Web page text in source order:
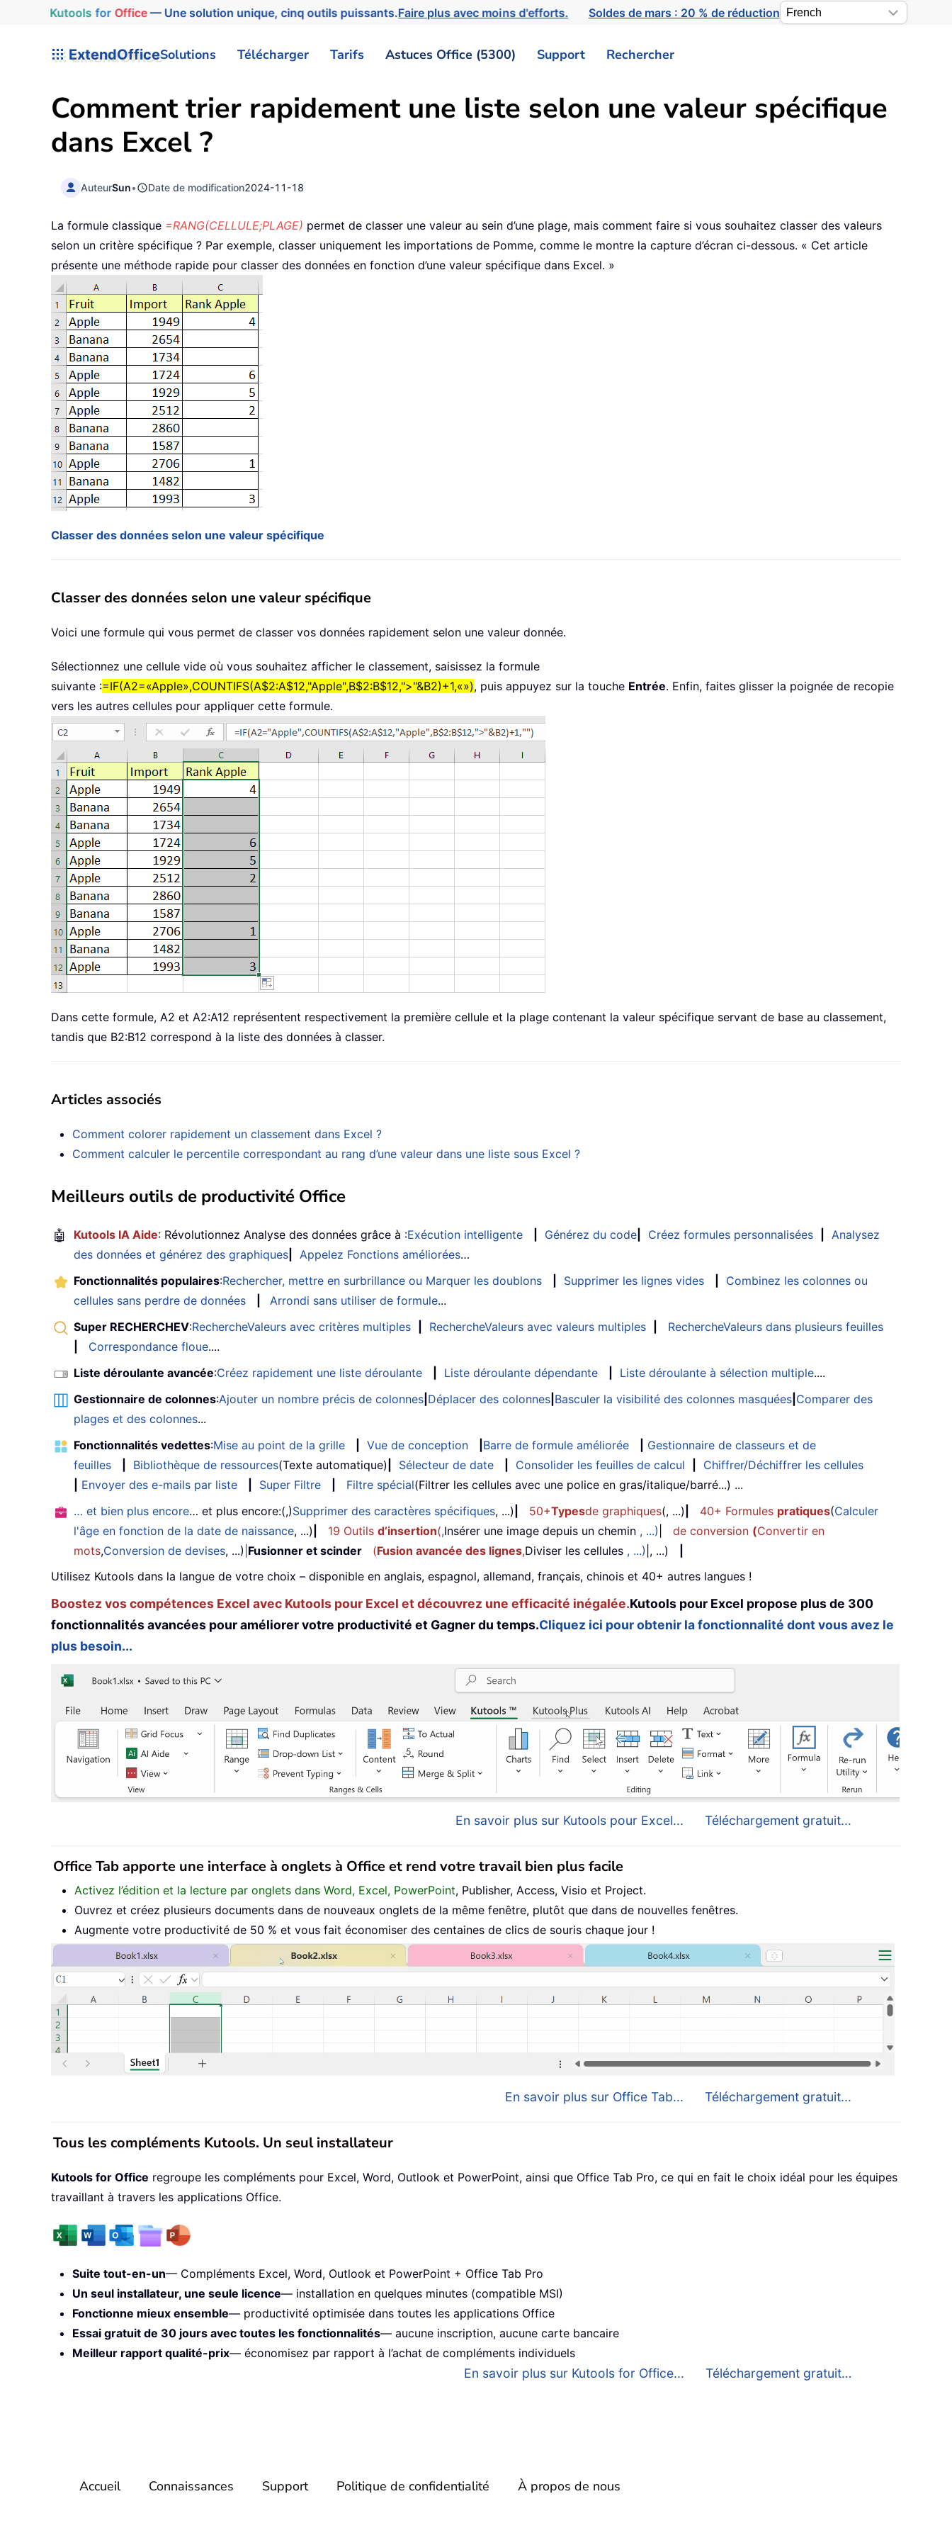
Kutools for Office— Une solution unique, cinq outils puissants.Faire plus avec moins d'efforts. Soldes de mars : 20 % de réduction
ExtendOfficeSolutions Télécharger Tarifs Astuces Office (5300) Support Rechercher
Comment trier rapidement une liste selon une valeur spécifique
dans Excel ?
AuteurSun• Date de modification2024-11-18
La formule classique =RANG(CELLULE;PLAGE) permet de classer une valeur au sein d’une plage, mais comment faire si vous souhaitez classer des valeurs
selon un critère spécifique ? Par exemple, classer uniquement les importations de Pomme, comme le montre la capture d’écran ci-dessous. « Cet article
présente une méthode rapide pour classer des données en fonction d’une valeur spécifique dans Excel. »
Classer des données selon une valeur spécifique
Classer des données selon une valeur spécifique
Voici une formule qui vous permet de classer vos données rapidement selon une valeur donnée.
Sélectionnez une cellule vide où vous souhaitez afficher le classement, saisissez la formule
suivante :=IF(A2=«Apple»,COUNTIFS(A$2:A$12,"Apple",B$2:B$12,">"&B2)+1,«»), puis appuyez sur la touche Entrée. Enfin, faites glisser la poignée de recopie
vers les autres cellules pour appliquer cette formule.
Dans cette formule, A2 et A2:A12 représentent respectivement la première cellule et la plage contenant la valeur spécifique servant de base au classement,
tandis que B2:B12 correspond à la liste des données à classer.
Articles associés
Comment colorer rapidement un classement dans Excel ?
Comment calculer le percentile correspondant au rang d’une valeur dans une liste sous Excel ?
Meilleurs outils de productivité Office
🤖 Kutools IA Aide: Révolutionnez Analyse des données grâce à :Exécution intelligente Générez du code Créez formules personnalisées
Analysez
des données et générez des graphiques
Appelez Fonctions améliorées…
Fonctionnalités populaires:Rechercher, mettre en surbrillance ou Marquer les doublons Supprimer les lignes vides
Combinez les colonnes ou
cellules sans perdre de données
Arrondi sans utiliser de formule...
Super RECHERCHEV:RechercheValeurs avec critères multiples RechercheValeurs avec valeurs multiples
RechercheValeurs dans plusieurs feuilles
Correspondance floue....
Liste déroulante avancée:Créez rapidement une liste déroulante Liste déroulante dépendante Liste déroulante à sélection multiple....
Gestionnaire de colonnes:Ajouter un nombre précis de colonnes Déplacer des colonnes Basculer la visibilité des colonnes masquées Comparer des
plages et des colonnes...
Fonctionnalités vedettes:Mise au point de la grille Vue de conception Barre de formule améliorée
Gestionnaire de classeurs et de
feuilles
Bibliothèque de ressources(Texte automatique) Sélecteur de date Consolider les feuilles de calcul
Chiffrer/Déchiffrer les cellules
Envoyer des e-mails par liste Super Filtre Filtre spécial(Filtrer les cellules avec une police en gras/italique/barré...) ...
… et bien plus encore… et plus encore:(,)Supprimer des caractères spécifiques, ...) 50+Typesde graphiques(, ...) 40+ Formules pratiques(Calculer
l'âge en fonction de la date de naissance, ...) 19 Outils d’insertion(,Insérer une image depuis un chemin , ...) de conversion (Convertir en
mots,Conversion de devises, ...) Fusionner et scinder (Fusion avancée des lignes,Diviser les cellules , ...) |, ...)
Utilisez Kutools dans la langue de votre choix – disponible en anglais, espagnol, allemand, français, chinois et 40+ autres langues !
Boostez vos compétences Excel avec Kutools pour Excel et découvrez une efficacité inégalée.Kutools pour Excel propose plus de 300
fonctionnalités avancées pour améliorer votre productivité et Gagner du temps.Cliquez ici pour obtenir la fonctionnalité dont vous avez le
plus besoin...
En savoir plus sur Kutools pour Excel... Téléchargement gratuit...
Office Tab apporte une interface à onglets à Office et rend votre travail bien plus facile
Activez l’édition et la lecture par onglets dans Word, Excel, PowerPoint, Publisher, Access, Visio et Project.
Ouvrez et créez plusieurs documents dans de nouveaux onglets de la même fenêtre, plutôt que dans de nouvelles fenêtres.
Augmente votre productivité de 50 % et vous fait économiser des centaines de clics de souris chaque jour !
En savoir plus sur Office Tab... Téléchargement gratuit...
Tous les compléments Kutools. Un seul installateur
Kutools for Office regroupe les compléments pour Excel, Word, Outlook et PowerPoint, ainsi que Office Tab Pro, ce qui en fait le choix idéal pour les équipes
travaillant à travers les applications Office.
Suite tout-en-un— Compléments Excel, Word, Outlook et PowerPoint + Office Tab Pro
Un seul installateur, une seule licence— installation en quelques minutes (compatible MSI)
Fonctionne mieux ensemble— productivité optimisée dans toutes les applications Office
Essai gratuit de 30 jours avec toutes les fonctionnalités— aucune inscription, aucune carte bancaire
Meilleur rapport qualité-prix— économisez par rapport à l’achat de compléments individuels
En savoir plus sur Kutools for Office... Téléchargement gratuit…
Accueil Connaissances Support Politique de confidentialité À propos de nous